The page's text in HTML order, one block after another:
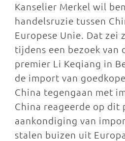
Kanselier Merkel wil
handelsruzie tussen
Europese Unie. Dat zei
tijdens een bezoek van
premier Li Keqiang in
de import van
China tegengaan met
China reageerde op dit
aankondiging van
stalen buizen uit